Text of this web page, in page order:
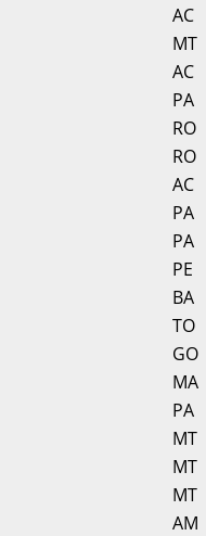
AC
MT
AC
PA
RO
RO
AC
PA
PA
PE
BA
TO
GO
MA
PA
MT
MT
MT
AM